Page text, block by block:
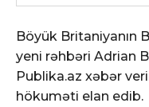
Böyük Britaniyanın
yeni rəhbəri Adrian
Publika.az xəbər
hökuməti elan edib.